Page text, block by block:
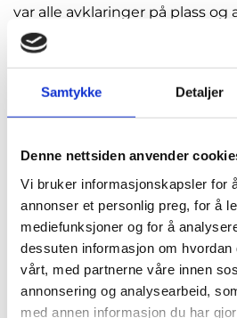
Samtykke Detaljer
Denne nettsiden anvender
Vi bruker informasjonskapsler for
annonser et personlig preg, for å
mediefunksjoner og for å
dessuten informasjon om
vårt, med partnerne våre innen
annonsering og analysearbeid,
med annen informasjon du har
var alle avklaringer på plass
regi av Standard Norge.
Det er oppnevnt en nasjonal
Norsk Villfisk sitt tilsagn
fra Fiskernes Agnforsyning,
Viktig signal
Leder i Norges Fiskarlag Kjell
er glad for tilsagnet om støtte
- Bevilgningen og
viser at vi har et felles ønske
næringens omdømme og